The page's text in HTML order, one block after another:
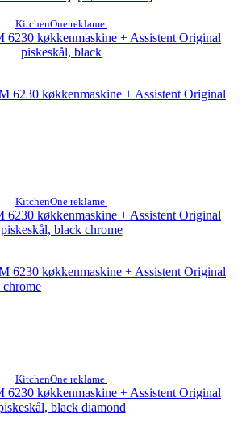
KitchenOne reklame
6230 køkkenmaskine + Assistent Original
KitchenOne reklame
6230 køkkenmaskine + Assistent Original
KitchenOne reklame